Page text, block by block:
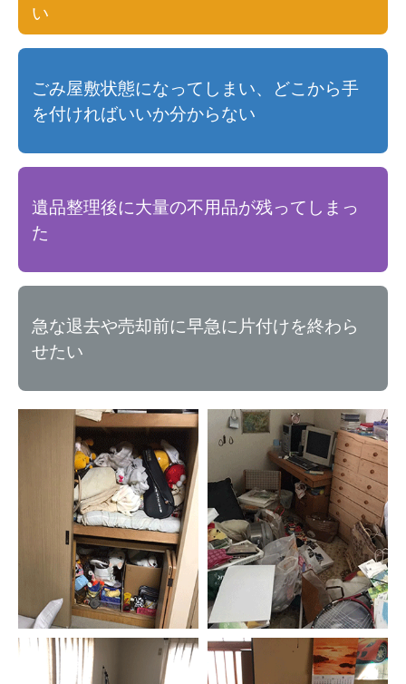
い
ごみ屋敷状態になってしまい、どこから手
を付ければいいか分からない
遺品整理後に大量の不用品が残ってしまっ
た
急な退去や売却前に早急に片付けを終わら
せたい